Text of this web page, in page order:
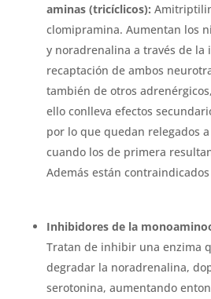
aminas (tricíclicos):
clomipramina. Aumentan los
y noradrenalina a través de la
recaptación de ambos
también de otros
ello conlleva efectos
por lo que quedan relegados
cuando los de primera
Además están
Inhibidores de la
Tratan de inhibir una enzima
degradar la noradrenalina,
serotonina, aumentando